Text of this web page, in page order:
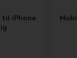
til iPhone